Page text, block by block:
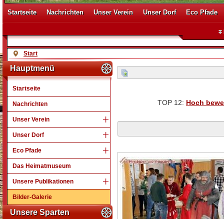
Startseite Nachrichten Unser Verein Unser Dorf Eco Pfade
Start
Hauptmenü
Startseite
Nachrichten
Unser Verein
Unser Dorf
Eco Pfade
Das Heimatmuseum
Unsere Publikationen
Bilder-Galerie
Unsere Sparten
TOP 12: Hoch